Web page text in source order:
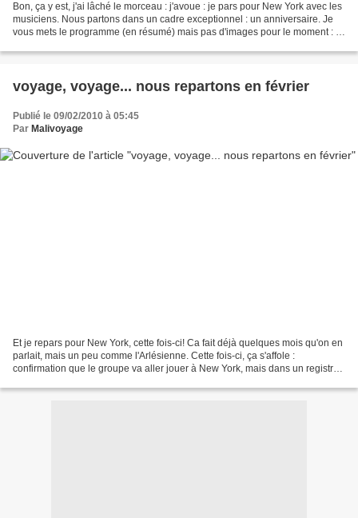
Bon, ça y est, j'ai lâché le morceau : j'avoue : je pars pour New York avec les
musiciens. Nous partons dans un cadre exceptionnel : un anniversaire. Je
vous mets le programme (en résumé) mais pas d'images pour le moment : à
voyage, voyage... nous repartons en février
Publié le 09/02/2010 à 05:45
Par Malivoyage
Et je repars pour New York, cette fois-ci! Ca fait déjà quelques mois qu'on en
parlait, mais un peu comme l'Arlésienne. Cette fois-ci, ça s'affole :
confirmation que le groupe va aller jouer à New York, mais dans un registre